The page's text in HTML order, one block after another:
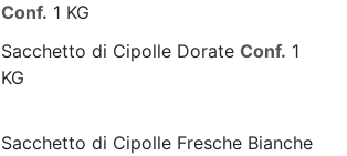
Conf. 1 KG
Sacchetto di Cipolle Dorate Conf. 1
KG
Sacchetto di Cipolle Fresche Bianche